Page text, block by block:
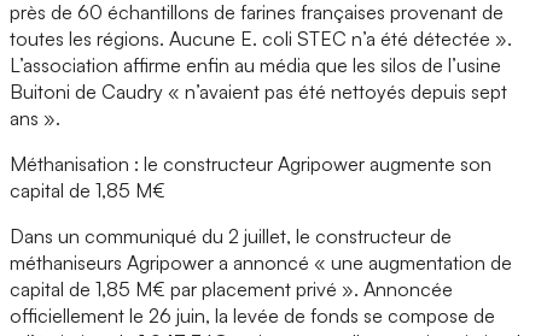
près de 60 échantillons de farines françaises provenant de
toutes les régions. Aucune E. coli STEC n’a été détectée ».
L’association affirme enfin au média que les silos de l’usine
Buitoni de Caudry « n’avaient pas été nettoyés depuis sept
ans ».
Méthanisation : le constructeur Agripower augmente son
capital de 1,85 M€
Dans un communiqué du 2 juillet, le constructeur de
méthaniseurs Agripower a annoncé « une augmentation de
capital de 1,85 M€ par placement privé ». Annoncée
officiellement le 26 juin, la levée de fonds se compose de